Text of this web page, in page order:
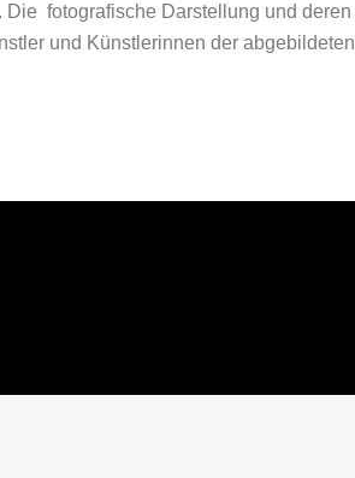
Die fotografische Darstellung und deren
und Künstlerinnen der abgebildeten